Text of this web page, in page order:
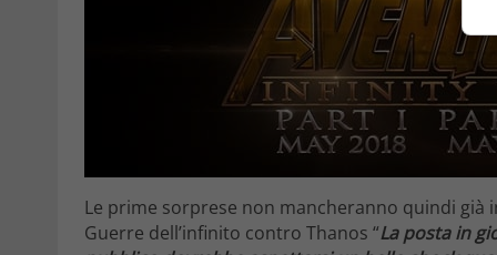
Le prime sorprese non mancheranno quindi già
Guerre dell’infinito contro Thanos “La posta in